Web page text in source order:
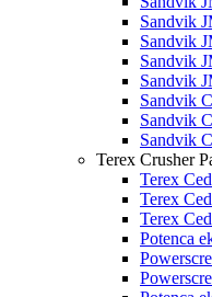
Sandvik
Sandvik
Sandvik
Sandvik
Sandvik
Sandvik
Sandvik
Terex Crusher
Terex
Terex
Terex
Potenca